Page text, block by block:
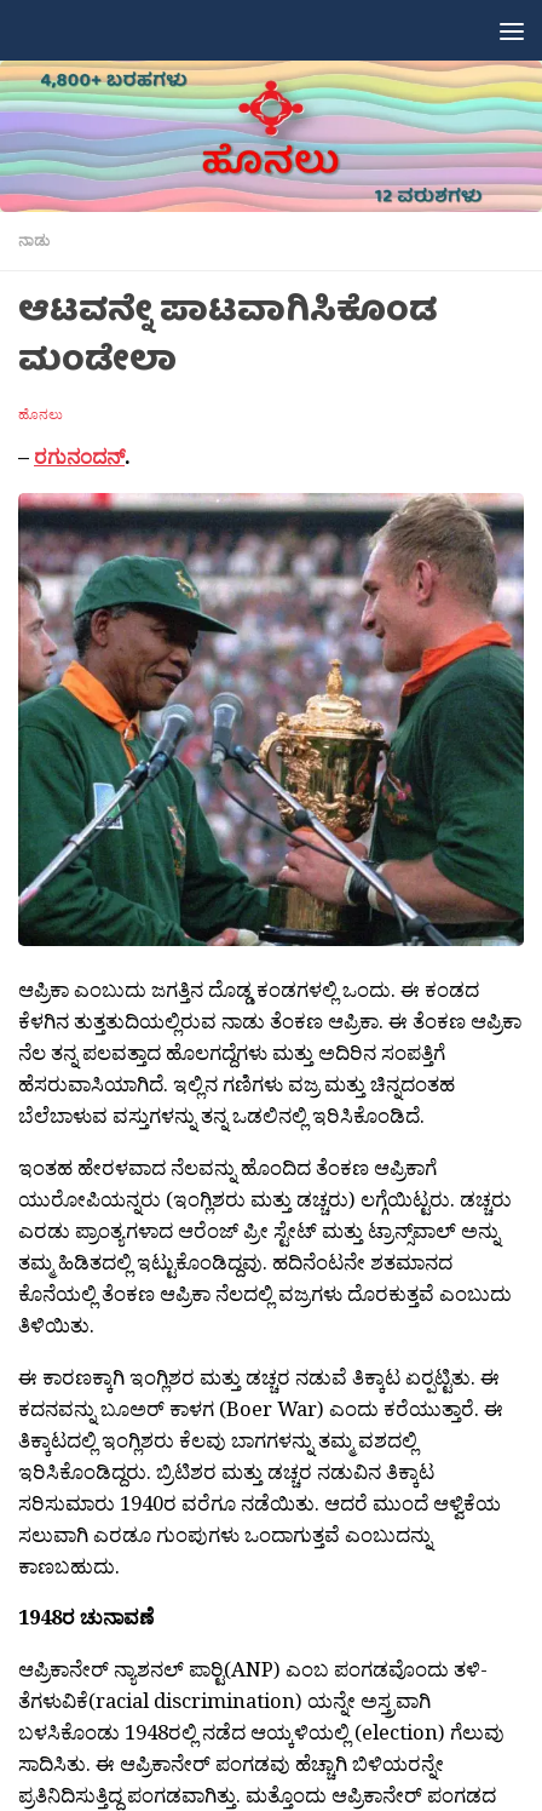
ನಾಡು
ಆಟವನ್ನೇ ಪಾಟವಾಗಿಸಿಕೊಂಡ
ಮಂಡೇಲಾ
ಹೊನಲು
– ರಗುನಂದನ್.
ಆಪ್ರಿಕಾ ಎಂಬುದು ಜಗತ್ತಿನ ದೊಡ್ಡ ಕಂಡಗಳಲ್ಲಿ ಒಂದು. ಈ ಕಂಡದ
ಕೆಳಗಿನ ತುತ್ತತುದಿಯಲ್ಲಿರುವ ನಾಡು ತೆಂಕಣ ಆಪ್ರಿಕಾ. ಈ ತೆಂಕಣ ಆಪ್ರಿಕಾ
ನೆಲ ತನ್ನ ಪಲವತ್ತಾದ ಹೊಲಗದ್ದೆಗಳು ಮತ್ತು ಅದಿರಿನ ಸಂಪತ್ತಿಗೆ
ಹೆಸರುವಾಸಿಯಾಗಿದೆ. ಇಲ್ಲಿನ ಗಣಿಗಳು ವಜ್ರ ಮತ್ತು ಚಿನ್ನದಂತಹ
ಬೆಲೆಬಾಳುವ ವಸ್ತುಗಳನ್ನು ತನ್ನ ಒಡಲಿನಲ್ಲಿ ಇರಿಸಿಕೊಂಡಿದೆ.
ಇಂತಹ ಹೇರಳವಾದ ನೆಲವನ್ನು ಹೊಂದಿದ ತೆಂಕಣ ಆಪ್ರಿಕಾಗೆ
ಯುರೋಪಿಯನ್ನರು (ಇಂಗ್ಲಿಶರು ಮತ್ತು ಡಚ್ಚರು) ಲಗ್ಗೆಯಿಟ್ಟರು. ಡಚ್ಚರು
ಎರಡು ಪ್ರಾಂತ್ಯಗಳಾದ ಆರೆಂಜ್ ಪ್ರೀ ಸ್ಟೇಟ್ ಮತ್ತು ಟ್ರಾನ್ಸ್‌ವಾಲ್ ಅನ್ನು
ತಮ್ಮ ಹಿಡಿತದಲ್ಲಿ ಇಟ್ಟುಕೊಂಡಿದ್ದವು. ಹದಿನೆಂಟನೇ ಶತಮಾನದ
ಕೊನೆಯಲ್ಲಿ ತೆಂಕಣ ಆಪ್ರಿಕಾ ನೆಲದಲ್ಲಿ ವಜ್ರಗಳು ದೊರಕುತ್ತವೆ ಎಂಬುದು
ತಿಳಿಯಿತು.
ಈ ಕಾರಣಕ್ಕಾಗಿ ಇಂಗ್ಲಿಶರ ಮತ್ತು ಡಚ್ಚರ ನಡುವೆ ತಿಕ್ಕಾಟ ಏರ‍್ಪಟ್ಟಿತು. ಈ
ಕದನವನ್ನು ಬೂಅರ್ ಕಾಳಗ (Boer War) ಎಂದು ಕರೆಯುತ್ತಾರೆ. ಈ
ತಿಕ್ಕಾಟದಲ್ಲಿ ಇಂಗ್ಲಿಶರು ಕೆಲವು ಬಾಗಗಳನ್ನು ತಮ್ಮ ವಶದಲ್ಲಿ
ಇರಿಸಿಕೊಂಡಿದ್ದರು. ಬ್ರಿಟಿಶರ ಮತ್ತು ಡಚ್ಚರ ನಡುವಿನ ತಿಕ್ಕಾಟ
ಸರಿಸುಮಾರು 1940ರ ವರೆಗೂ ನಡೆಯಿತು. ಆದರೆ ಮುಂದೆ ಆಳ್ವಿಕೆಯ
ಸಲುವಾಗಿ ಎರಡೂ ಗುಂಪುಗಳು ಒಂದಾಗುತ್ತವೆ ಎಂಬುದನ್ನು
ಕಾಣಬಹುದು.
1948ರ ಚುನಾವಣೆ
ಆಪ್ರಿಕಾನೇರ್‍ ನ್ಯಾಶನಲ್ ಪಾರ‍್ಟಿ(ANP) ಎಂಬ ಪಂಗಡವೊಂದು ತಳಿ-
ತೆಗಳುವಿಕೆ(racial discrimination) ಯನ್ನೇ ಅಸ್ತ್ರವಾಗಿ
ಬಳಸಿಕೊಂಡು 1948ರಲ್ಲಿ ನಡೆದ ಆಯ್ಕಳಿಯಲ್ಲಿ (election) ಗೆಲುವು
ಸಾದಿಸಿತು. ಈ ಆಪ್ರಿಕಾನೇರ್‍ ಪಂಗಡವು ಹೆಚ್ಚಾಗಿ ಬಿಳಿಯರನ್ನೇ
ಪ್ರತಿನಿದಿಸುತ್ತಿದ್ದ ಪಂಗಡವಾಗಿತ್ತು. ಮತ್ತೊಂದು ಆಪ್ರಿಕಾನೇರ್‍ ಪಂಗಡದ